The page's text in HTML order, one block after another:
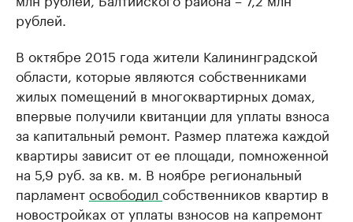
рублей.
В октябре 2015 года жители Калининградской
области, которые являются собственниками
жилых помещений в многоквартирных домах,
впервые получили квитанции для уплаты взноса
за капитальный ремонт. Размер платежа каждой
квартиры зависит от ее площади, помноженной
на 5,9 руб. за кв. м. В ноябре региональный
парламентосвободил собственников квартир в
новостройках от уплаты взносов на капремонт